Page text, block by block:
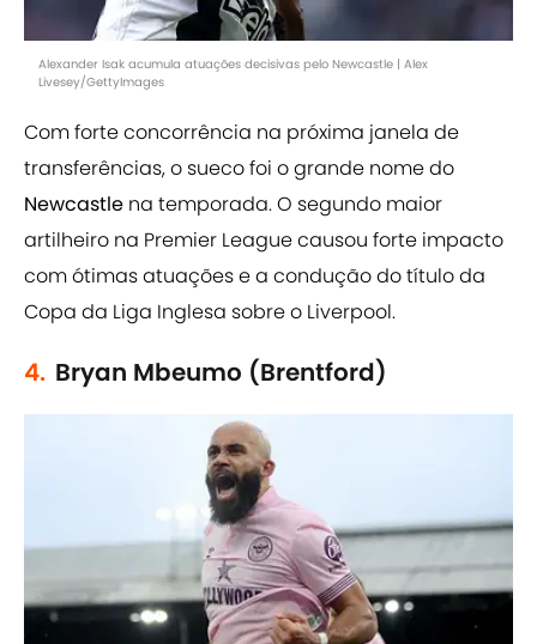
Alexander Isak acumula atuações decisivas pelo Newcastle | Alex
Livesey/GettyImages
Com forte concorrência na próxima janela de
transferências, o sueco foi o grande nome do
Newcastle na temporada. O segundo maior
artilheiro na Premier League causou forte impacto
com ótimas atuações e a condução do título da
Copa da Liga Inglesa sobre o Liverpool.
4. Bryan Mbeumo (Brentford)